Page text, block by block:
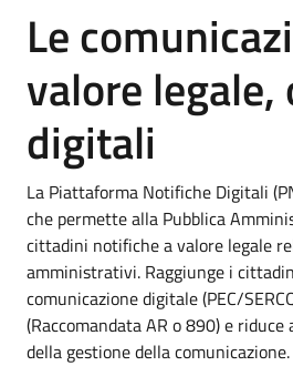
Le
valore legale,
digitali
La Piattaforma Notifiche Digitali
che permette alla Pubblica
cittadini notifiche a valore legale
amministrativi. Raggiunge i
comunicazione digitale (PEC/
(Raccomandata AR o 890) e
della gestione della comunicazione.